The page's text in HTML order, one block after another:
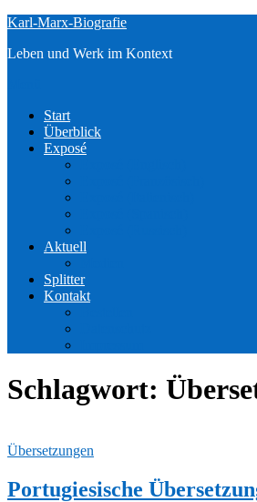
Zum
springen
Karl-Marx-Biografie
Leben und Werk im Kontext
Start
Überblick
Exposé
Aktuell
Splitter
Kontakt
Schlagwort:
Übersetzungen
Portugiesische